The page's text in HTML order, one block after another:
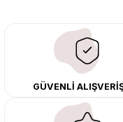
çıkma orijinal ürünler ile
tasarımını ve
Tüm ürünlerimiz orijinal,
merkezimizde profesyonel
kargo ile teslimat
adres: Egzoz Sepeti.
GÜVENLİ